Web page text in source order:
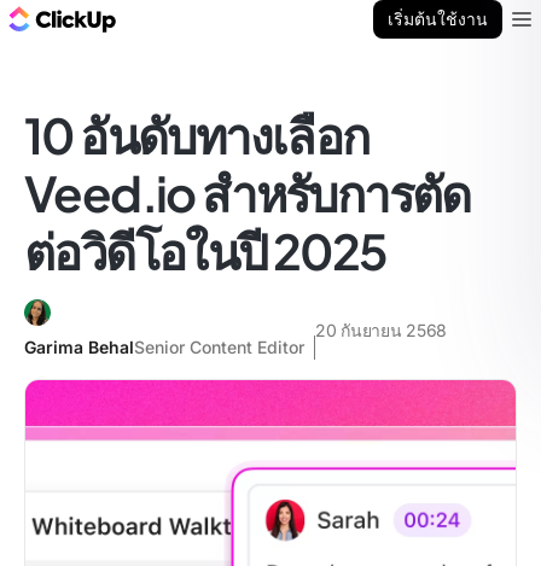
เริ่มต้นใช้งาน
10 อันดับทางเลือก
Veed.io สำหรับการตัด
ต่อวิดีโอในปี 2025
Garima BehalSenior Content Editor
20 กันยายน 2568